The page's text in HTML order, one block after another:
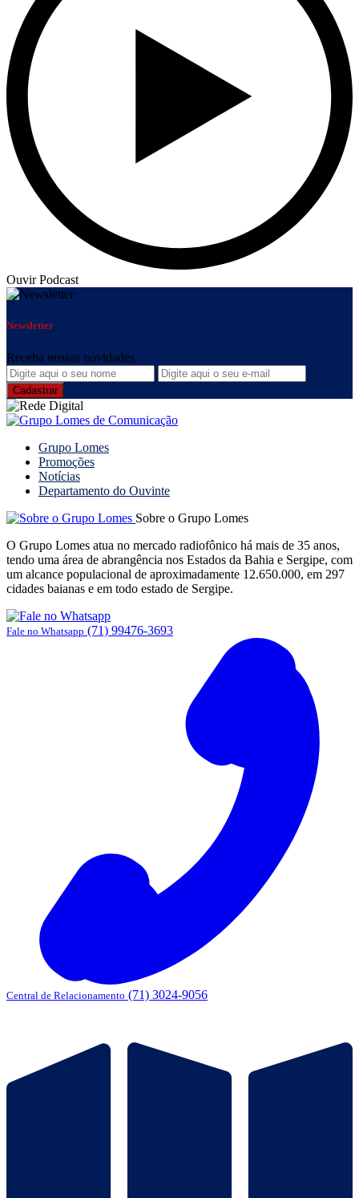
Ouvir Podcast
Newsletter
Receba nossas novidades
Grupo Lomes
Promoções
Notícias
Departamento do Ouvinte
Sobre o Grupo Lomes
O Grupo Lomes atua no mercado radiofônico há mais de 35 anos,
tendo uma área de abrangência nos Estados da Bahia e Sergipe, com
um alcance populacional de aproximadamente 12.650.000, em 297
cidades baianas e em todo estado de Sergipe.
Fale no Whatsapp (71) 99476-3693
Central de Relacionamento (71) 3024-9056